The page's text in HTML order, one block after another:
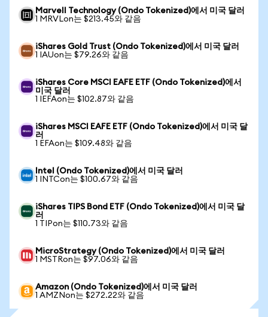
Marvell Technology (Ondo Tokenized)에서 미국 달러
1 MRVLon는 $213.45와 같음
iShares Gold Trust (Ondo Tokenized)에서 미국 달러
1 IAUon는 $79.26와 같음
iShares Core MSCI EAFE ETF (Ondo Tokenized)에서
미국 달러
1 IEFAon는 $102.87와 같음
iShares MSCI EAFE ETF (Ondo Tokenized)에서 미국 달
러
1 EFAon는 $109.48와 같음
Intel (Ondo Tokenized)에서 미국 달러
1 INTCon는 $100.67와 같음
iShares TIPS Bond ETF (Ondo Tokenized)에서 미국 달
러
1 TIPon는 $110.73와 같음
MicroStrategy (Ondo Tokenized)에서 미국 달러
1 MSTRon는 $97.06와 같음
Amazon (Ondo Tokenized)에서 미국 달러
1 AMZNon는 $272.22와 같음